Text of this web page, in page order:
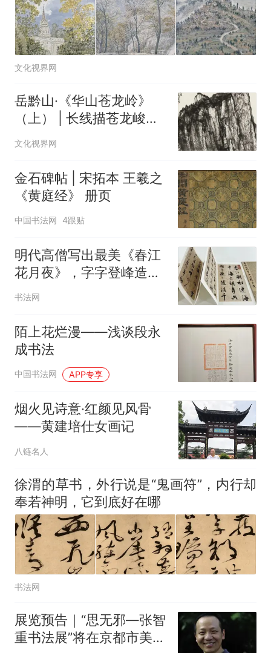
文化视界网
岳黔山·《华山苍龙岭》
（上） | 长线描苍龙峻
岭，浓墨铸华山雄魂
文化视界网
金石碑帖 | 宋拓本 王羲之
《黄庭经》 册页
中国书法网 4跟贴
明代高僧写出最美《春江
花月夜》，字字登峰造
极，这才是华夏美学的巅
书法网
陌上花烂漫——浅谈段永
成书法
中国书法网 APP专享
烟火见诗意·红颜见风骨
——黄建培仕女画记
八链名人
徐渭的草书，外行说是“鬼画符”，内行却
奉若神明，它到底好在哪
书法网
展览预告｜“思无邪—张智
重书法展”将在京都市美术